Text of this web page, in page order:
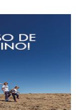
un mes, es muy